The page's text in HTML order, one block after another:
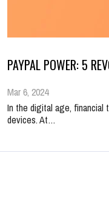
PAYPAL POWER: 5
Mar 6, 2024
In the digital age, financial
devices. At…